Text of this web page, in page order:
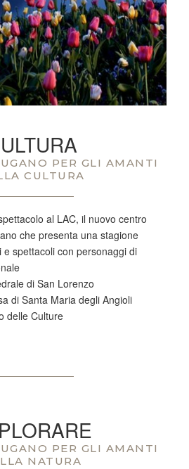
PER GLI AMANTI
CULTURA
al LAC, il nuovo centro
che presenta una stagione
e spettacoli con personaggi di
di San Lorenzo
di Santa Maria degli Angioli
delle Culture
PER GLI AMANTI
NATURA